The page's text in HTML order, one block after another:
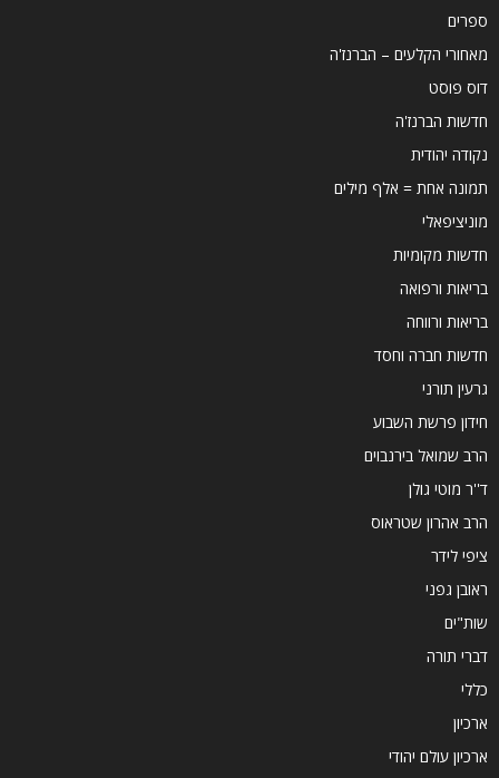
ספרים
מאחורי הקלעים – הברנז'ה
דוס פוסט
חדשות הברנז'ה
נקודה יהודית
תמונה אחת = אלף מילים
מוניציפאלי
חדשות מקומיות
בריאות ורפואה
בריאות ורווחה
חדשות חברה וחסד
גרעין תורני
חידון פרשת השבוע
הרב שמואל בירנבוים
ד''ר מוטי גולן
הרב אהרון שטראוס
ציפי לידר
ראובן גפני
שות"ים
דברי תורה
כללי
ארכיון
ארכיון עולם יהודי